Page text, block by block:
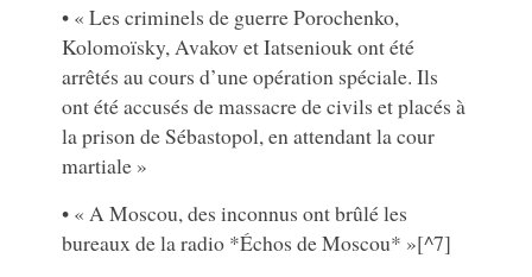
• « Les criminels de guerre Porochenko,
Kolomoïsky, Avakov et Iatseniouk ont été
arrêtés au cours d’une opération spéciale. Ils
ont été accusés de massacre de civils et placés à
la prison de Sébastopol, en attendant la cour
martiale »
• « A Moscou, des inconnus ont brûlé les
bureaux de la radio *Échos de Moscou* »[^7]